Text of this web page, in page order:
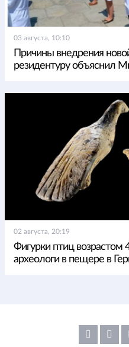
03 августа, 10:10
Причины внедрения
резидентуру объяснил
02 августа, 20:19
Фигурки птиц возрастом
археологи в пещере в